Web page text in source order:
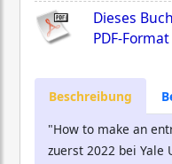
Dieses
PDF-
Beschreibung
"How to make an
zuerst 2022 bei Yale